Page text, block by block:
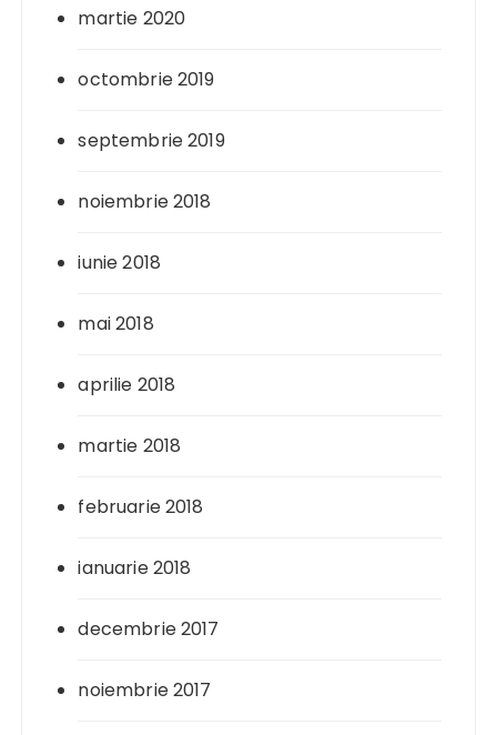
martie 2020
octombrie 2019
septembrie 2019
noiembrie 2018
iunie 2018
mai 2018
aprilie 2018
martie 2018
februarie 2018
ianuarie 2018
decembrie 2017
noiembrie 2017